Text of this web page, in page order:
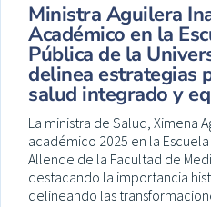
Ministra Aguilera
Académico en la
Pública de la
delinea estrategias
salud integrado y
La ministra de Salud, Ximena
académico 2025 en la
Allende de la Facultad de
destacando la importancia
delineando las